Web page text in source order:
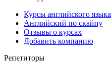
Курсы английского языка
Английский по скайпу
Отзывы о курсах
Добавить компанию
Репетиторы